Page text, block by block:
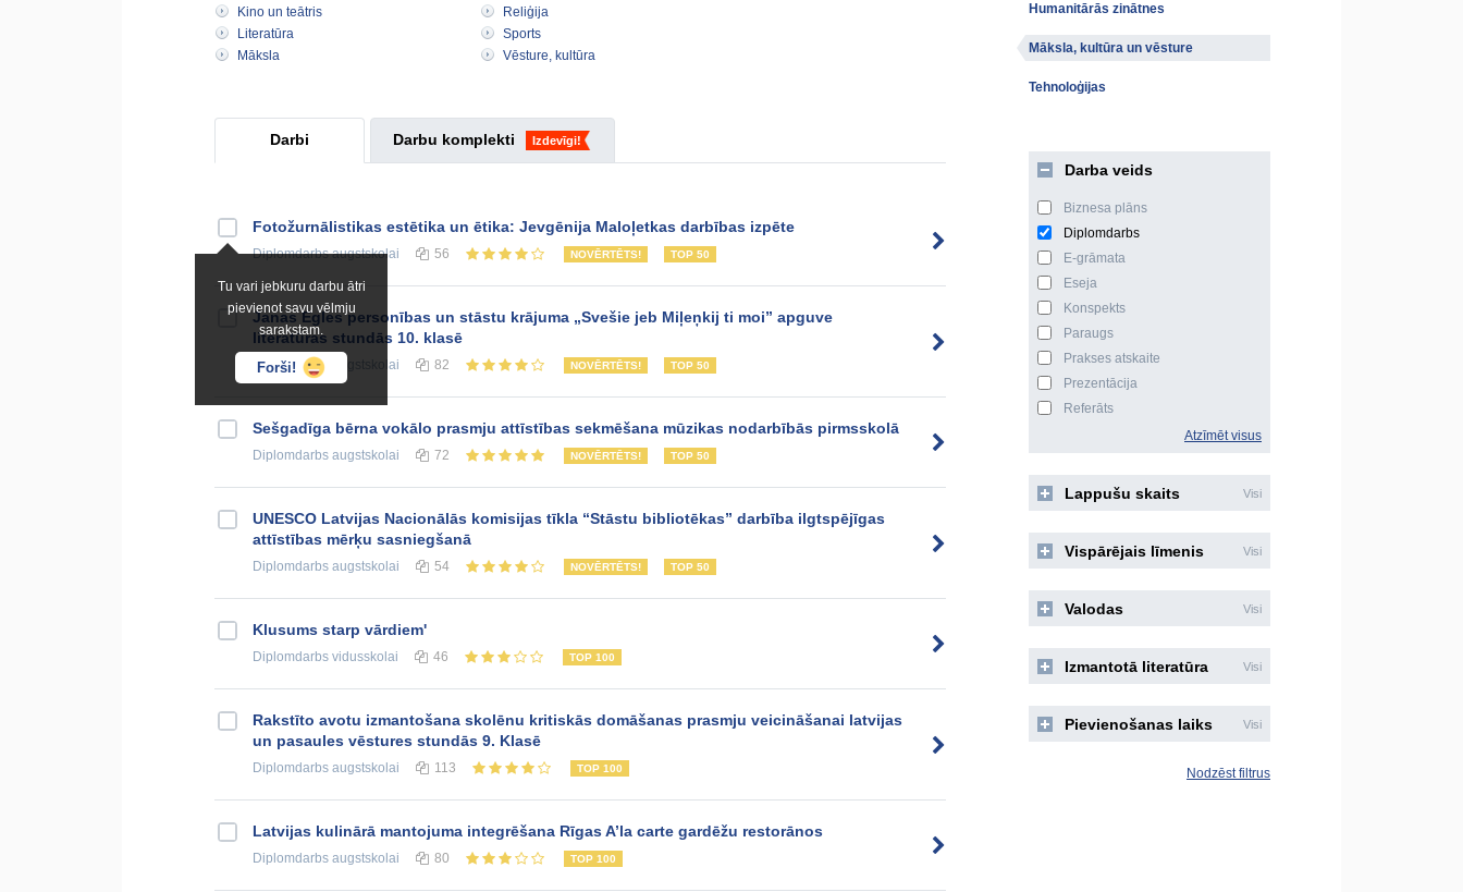
Kino un teātris
Literatūra
Māksla
Reliģija
Sports
Vēsture, kultūra
Darbi Darbu komplekti Izdevīgi!
Tu vari jebkuru darbu ātri
pievienot savu vēlmju
sarakstam.
Forši!
Fotožurnālistikas estētika un ētika: Jevgēnija Maloļetkas darbības izpēte
Diplomdarbsaugstskolai 56 NOVĒRTĒTS! TOP 50
Janas Egles personības un stāstu krājuma „Svešie jeb Miļeņkij ti moi” apguve
literatūras stundās 10. klasē
Diplomdarbs augstskolai 82 NOVĒRTĒTS! TOP 50
Sešgadīga bērna vokālo prasmju attīstības sekmēšana mūzikas nodarbībās pirmsskolā
Diplomdarbs augstskolai 72 NOVĒRTĒTS! TOP 50
UNESCO Latvijas Nacionālās komisijas tīkla “Stāstu bibliotēkas” darbība ilgtspējīgas
attīstības mērķu sasniegšanā
Diplomdarbs augstskolai 54 NOVĒRTĒTS! TOP 50
Klusums starp vārdiem'
Diplomdarbs vidusskolai 46 TOP 100
Rakstīto avotu izmantošana skolēnu kritiskās domāšanas prasmju veicināšanai latvijas
un pasaules vēstures stundās 9. Klasē
Diplomdarbs augstskolai 113 TOP 100
Latvijas kulinārā mantojuma integrēšana Rīgas A’la carte gardēžu restorānos
Diplomdarbs augstskolai 80 TOP 100
Humanitārās zinātnes
Māksla, kultūra un vēsture
Tehnoloģijas
Darba veids
Biznesa plāns
Diplomdarbs
E-grāmata
Eseja
Konspekts
Paraugs
Prakses atskaite
Prezentācija
Referāts
Atzīmēt visus
Lappušu skaits Visi
Vispārējais līmenis Visi
Valodas Visi
Izmantotā literatūra Visi
Pievienošanas laiks Visi
Nodzēst filtrus